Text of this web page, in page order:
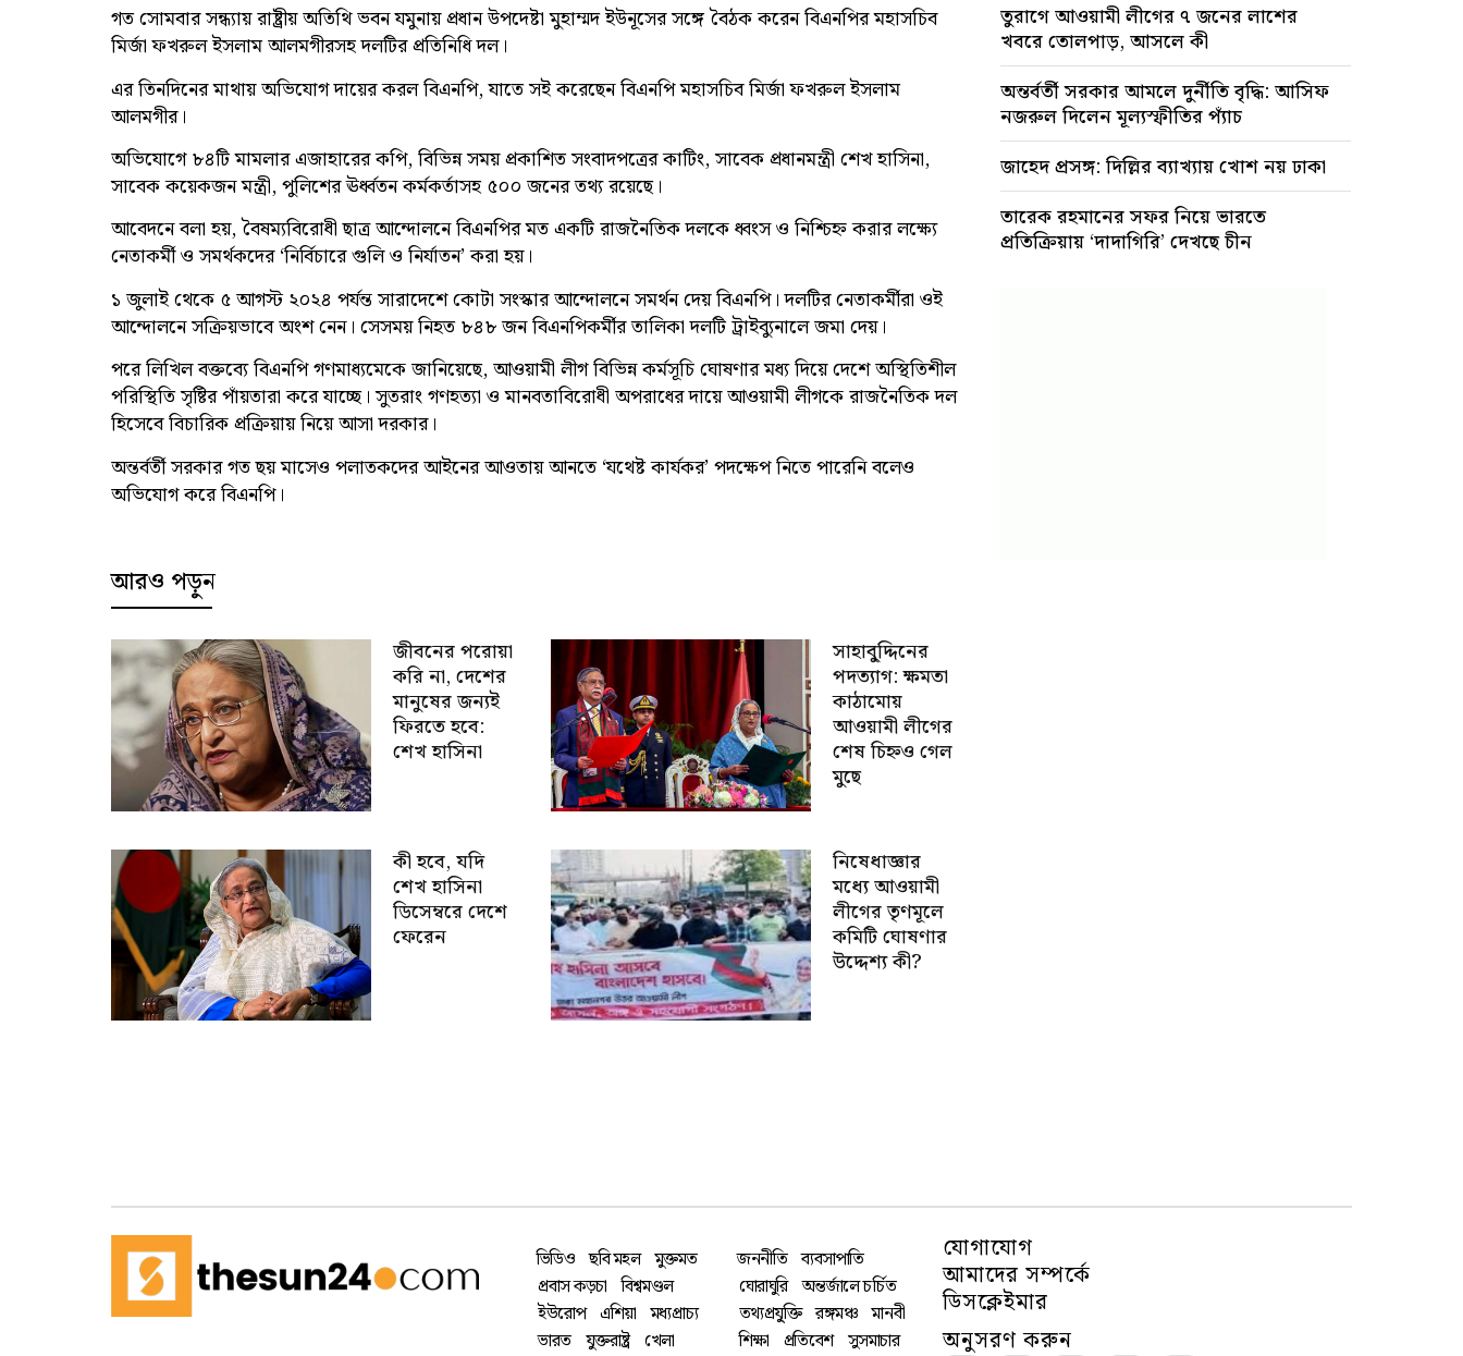
গত সোমবার সন্ধ্যায় রাষ্ট্রীয় অতিথি ভবন যমুনায় প্রধান উপদেষ্টা মুহাম্মদ ইউনূসের সঙ্গে বৈঠক করেন বিএনপির মহাসচিব
মির্জা ফখরুল ইসলাম আলমগীরসহ দলটির প্রতিনিধি দল।
এর তিনদিনের মাথায় অভিযোগ দায়ের করল বিএনপি, যাতে সই করেছেন বিএনপি মহাসচিব মির্জা ফখরুল ইসলাম
আলমগীর।
অভিযোগে ৮৪টি মামলার এজাহারের কপি, বিভিন্ন সময় প্রকাশিত সংবাদপত্রের কাটিং, সাবেক প্রধানমন্ত্রী শেখ হাসিনা,
সাবেক কয়েকজন মন্ত্রী, পুলিশের ঊর্ধ্বতন কর্মকর্তাসহ ৫০০ জনের তথ্য রয়েছে।
আবেদনে বলা হয়, বৈষম্যবিরোধী ছাত্র আন্দোলনে বিএনপির মত একটি রাজনৈতিক দলকে ধ্বংস ও নিশ্চিহ্ন করার লক্ষ্যে
নেতাকর্মী ও সমর্থকদের ‘নির্বিচারে গুলি ও নির্যাতন’ করা হয়।
১ জুলাই থেকে ৫ আগস্ট ২০২৪ পর্যন্ত সারাদেশে কোটা সংস্কার আন্দোলনে সমর্থন দেয় বিএনপি। দলটির নেতাকর্মীরা ওই
আন্দোলনে সক্রিয়ভাবে অংশ নেন। সেসময় নিহত ৮৪৮ জন বিএনপিকর্মীর তালিকা দলটি ট্রাইব্যুনালে জমা দেয়।
পরে লিখিল বক্তব্যে বিএনপি গণমাধ্যমেকে জানিয়েছে, আওয়ামী লীগ বিভিন্ন কর্মসূচি ঘোষণার মধ্য দিয়ে দেশে অস্থিতিশীল
পরিস্থিতি সৃষ্টির পাঁয়তারা করে যাচ্ছে। সুতরাং গণহত্যা ও মানবতাবিরোধী অপরাধের দায়ে আওয়ামী লীগকে রাজনৈতিক দল
হিসেবে বিচারিক প্রক্রিয়ায় নিয়ে আসা দরকার।
অন্তর্বর্তী সরকার গত ছয় মাসেও পলাতকদের আইনের আওতায় আনতে ‘যথেষ্ট কার্যকর’ পদক্ষেপ নিতে পারেনি বলেও
অভিযোগ করে বিএনপি।
আরও পড়ুন
জীবনের পরোয়া
করি না, দেশের
মানুষের জন্যই
ফিরতে হবে:
শেখ হাসিনা
সাহাবু্দ্দিনের
পদত্যাগ: ক্ষমতা
কাঠামোয়
আওয়ামী লীগের
শেষ চিহ্নও গেল
মুছে
কী হবে, যদি
শেখ হাসিনা
ডিসেম্বরে দেশে
ফেরেন
নিষেধাজ্ঞার
মধ্যে আওয়ামী
লীগের তৃণমূলে
কমিটি ঘোষণার
উদ্দেশ্য কী?
তুরাগে আওয়ামী লীগের ৭ জনের লাশের
খবরে তোলপাড়, আসলে কী
অন্তর্বর্তী সরকার আমলে দুর্নীতি বৃদ্ধি: আসিফ
নজরুল দিলেন মূল্যস্ফীতির প্যাঁচ
জাহেদ প্রসঙ্গ: দিল্লির ব্যাখ্যায় খোশ নয় ঢাকা
তারেক রহমানের সফর নিয়ে ভারতে
প্রতিক্রিয়ায় ‘দাদাগিরি’ দেখছে চীন
ভিডিও ছবি মহল মুক্তমত
প্রবাস কড়চা বিশ্বমণ্ডল
ইউরোপ এশিয়া মধ্যপ্রাচ্য
ভারত যুক্তরাষ্ট্র খেলা
জননীতি ব্যবসাপাতি
ঘোরাঘুরি অন্তর্জালে চর্চিত
তথ্যপ্রযু্ক্তি রঙ্গমঞ্চ মানবী
শিক্ষা প্রতিবেশ সুসমাচার
যোগাযোগ
আমাদের সম্পর্কে
ডিসক্লেইমার
অনুসরণ করুন